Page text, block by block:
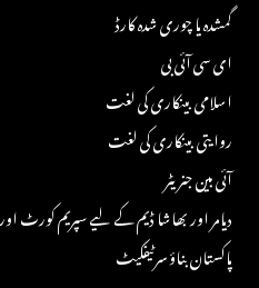
گمشدہ یا چوری شدہ کارڈ
ای سی آئی بی
اسلامی بینکاری کی لغت
روایتی بینکاری کی لغت
آئی بین جنریٹر
دیامر اور بھاشا ڈیم کے لیے سپریم کورٹ
پاکستان بناؤ سرٹیفکیٹ